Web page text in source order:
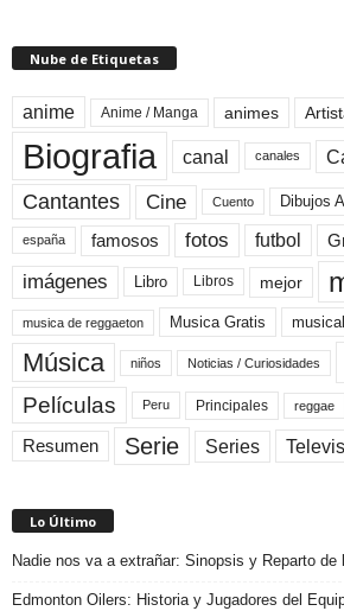
Nube de Etiquetas
anime Anime / Manga animes
Biografia canal canales
Cantantes Cine Cuento Dibujos
españa famosos fotos futbol
imágenes Libro Libros mejor
musica de reggaeton Musica Gratis musical
Música niños Noticias / Curiosidades
Películas Peru Principales reggae
Resumen Serie Series
Lo Último
Nadie nos va a extrañar: Sinopsis y Reparto de
Edmonton Oilers: Historia y Jugadores del